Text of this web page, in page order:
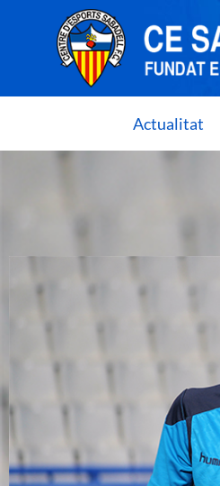
Actualitat